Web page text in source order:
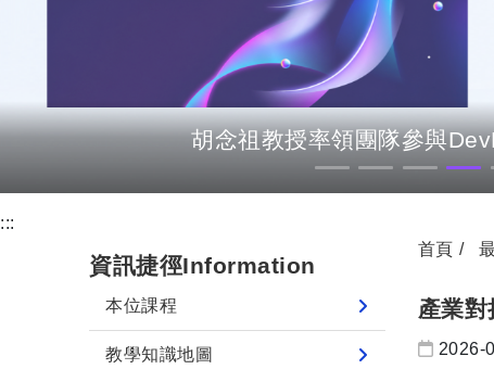
胡念祖教授率領團隊參與
:::
資訊捷徑Information
本位課程
教學知識地圖
首頁
產業對
日期：
2026-